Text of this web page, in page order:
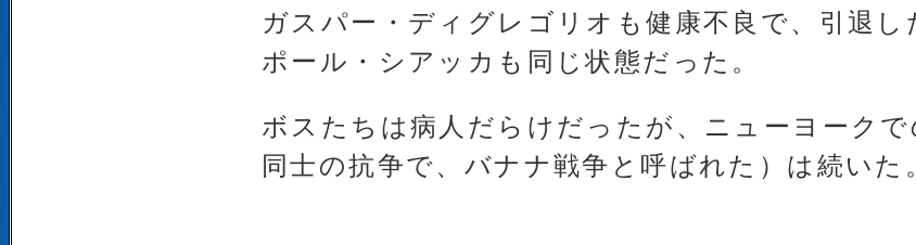
ガスパー・ディグレゴリオも健康不良で、引退
ポール・シアッカも同じ状態だった。
ボスたちは病人だらけだったが、ニューヨーク
同士の抗争で、バナナ戦争と呼ばれた）は続いた。